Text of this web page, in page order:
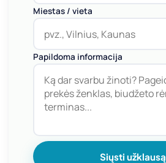
Miestas / vieta
Papildoma informacija
Siųsti užklausą